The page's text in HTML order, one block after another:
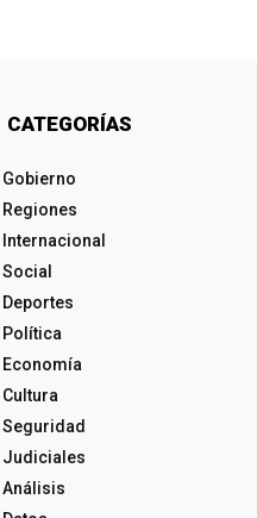
CATEGORÍAS
Gobierno
Regiones
Internacional
Social
Deportes
Política
Economía
Cultura
Seguridad
Judiciales
Análisis